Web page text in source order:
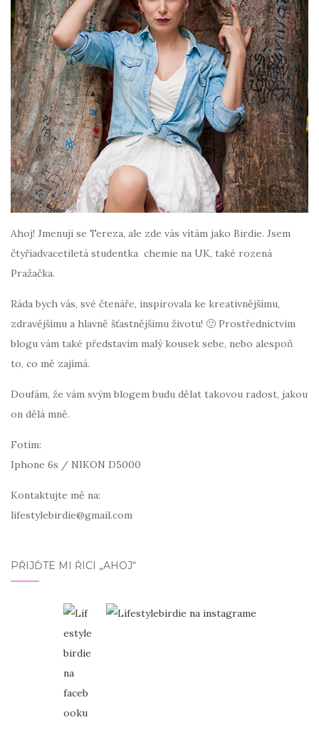
Ahoj! Jmenuji se Tereza, ale zde vás vítám jako Birdie. Jsem
čtyřiadvacetiletá studentka chemie na UK, také rozená
Pražačka.
Ráda bych vás, své čtenáře, inspirovala ke kreativnějšímu,
zdravějšímu a hlavně šťastnějšímu životu! 🙂 Prostřednictvím
blogu vám také představím malý kousek sebe, nebo alespoň
to, co mě zajímá.
Doufám, že vám svým blogem budu dělat takovou radost, jakou
on dělá mně.
Fotím:
Iphone 6s / NIKON D5000
Kontaktujte mě na:
lifestylebirdie@gmail.com
PŘIJĎTE MI ŘÍCI „AHOJ“